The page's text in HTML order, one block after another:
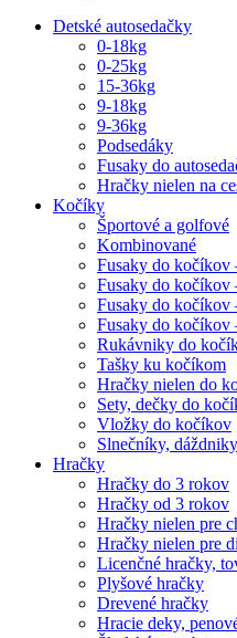
Detské autosedačky
0-18kg
0-25kg
15-36kg
9-18kg
9-36kg
Podsedáky
Fusaky do
Hračky nielen na
Kočíky
Športové a golfové
Kombinované
Fusaky do
Fusaky do
Fusaky do
Fusaky do
Rukávniky do
Tašky ku kočíkom
Hračky nielen do
Sety, dečky do
Vložky do kočíkov
Slnečníky, dáždniky
Hračky
Hračky do 3 rokov
Hračky od 3 rokov
Hračky nielen pre
Hračky nielen pre
Licenčné hračky,
Plyšové hračky
Drevené hračky
Hracie deky,